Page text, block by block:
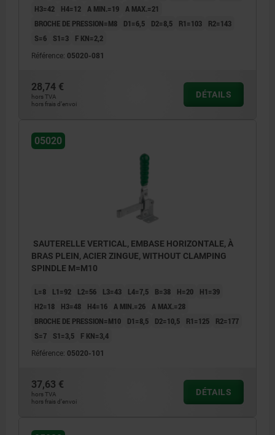
H3=42
H4=12 A MIN.=19 A MAX.=21
BROCHE DE PRESSION=M8
D1=6,5 D2=8,5 R1=103
R2=143
S=6
S1=3 F KN=2,2
Référence: 05020-081
28,74 €
hors TVA
hors frais d’envoi
DÉTAILS
05020
SAUTERELLE VERTICAL, EMBASE HORIZONTALE, À
BRAS PLEIN, ACIER ZINGUE, WITHOUT CLAMPING
SPINDLE M=M10
L=8 L1=92 L2=56 L3=43 L4=7,5 B=38 H=20
H1=39
H2=18
H3=48 H4=16 A MIN.=26 A MAX.=28
BROCHE DE PRESSION=M10
D1=8,5 D2=10,5 R1=125
R2=177
S=7
S1=3,5 F KN=3,4
Référence: 05020-101
37,63 €
hors TVA
hors frais d’envoi
DÉTAILS